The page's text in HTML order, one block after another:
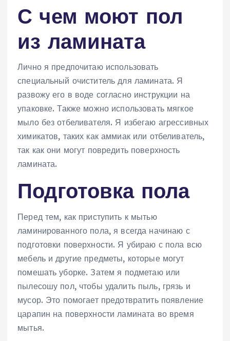
С чем моют пол
из ламината
Лично я предпочитаю использовать
специальный очиститель для ламината. Я
развожу его в воде согласно инструкции на
упаковке. Также можно использовать мягкое
мыло без отбеливателя. Я избегаю агрессивных
химикатов, таких как аммиак или отбеливатель,
так как они могут повредить поверхность
ламината.
Подготовка пола
Перед тем, как приступить к мытью
ламинированного пола, я всегда начинаю с
подготовки поверхности. Я убираю с пола всю
мебель и другие предметы, которые могут
помешать уборке. Затем я подметаю или
пылесошу пол, чтобы удалить пыль, грязь и
мусор. Это помогает предотвратить появление
царапин на поверхности ламината во время
мытья.